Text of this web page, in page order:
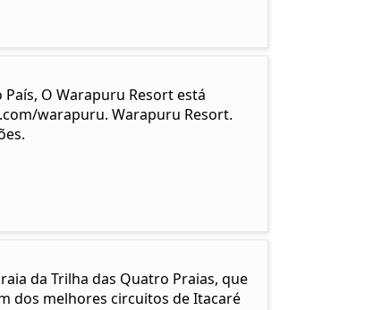
O Warapuru Resort está
warapuru. Warapuru Resort.
da Trilha das Quatro Praias, que
dos melhores circuitos de Itacaré